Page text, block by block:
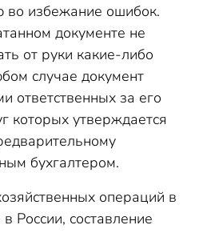
избежание ошибок.
документе не
от руки какие-либо
случае документ
ответственных за его
которых утверждается
бухгалтером.
операций в
России, составление